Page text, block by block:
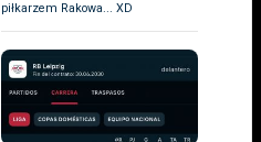
piłkarzem Rakowa... XD